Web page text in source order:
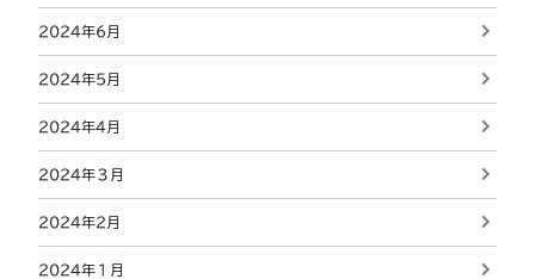
2024年6月
2024年5月
2024年4月
2024年３月
2024年2月
2024年１月